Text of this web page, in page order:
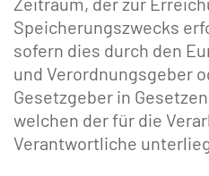
Speicherungszwecks
sofern dies durch den
und Verordnungsgeber
Gesetzgeber in
welchen der für die
Verantwortliche